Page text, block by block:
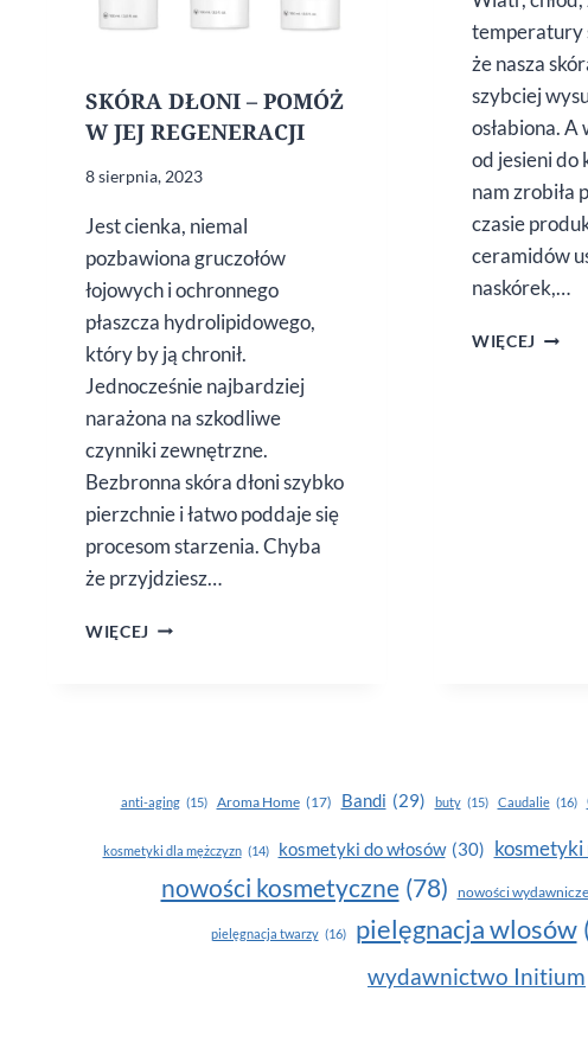
SKÓRA DŁONI – POMÓŻ
W JEJ REGENERACJI
8 sierpnia, 2023
Jest cienka, niemal
pozbawiona gruczołów
łojowych i ochronnego
płaszcza hydrolipidowego,
który by ją chronił.
Jednocześnie najbardziej
narażona na szkodliwe
czynniki zewnętrzne.
Bezbronna skóra dłoni szybko
pierzchnie i łatwo poddaje się
procesom starzenia. Chyba
że przyjdziesz…
WIĘCEJ SKÓRA
temperatury
że nasza
szybciej
osłabiona.
od jesieni do
nam zrobiła
czasie
ceramidów
naskórek,…
WIĘCEJ
anti-aging (15) Aroma Home (17) Bandi (29) buty (15) Caudalie (16)
kosmetyki dla mężczyzn (14) kosmetyki do włosów (30)
nowości kosmetyczne (78) nowości wydawnicze
pielęgnacja twarzy (16) pielęgnacja wlosów
wydawnictwo Initium